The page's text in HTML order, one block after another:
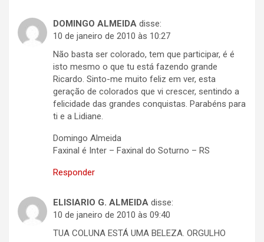
DOMINGO ALMEIDA disse:
10 de janeiro de 2010 às 10:27
Não basta ser colorado, tem que participar, é é
isto mesmo o que tu está fazendo grande
Ricardo. Sinto-me muito feliz em ver, esta
geração de colorados que vi crescer, sentindo a
felicidade das grandes conquistas. Parabéns para
ti e a Lidiane.
Domingo Almeida
Faxinal é Inter – Faxinal do Soturno – RS
Responder
ELISIARIO G. ALMEIDA disse:
10 de janeiro de 2010 às 09:40
TUA COLUNA ESTÁ UMA BELEZA. ORGULHO